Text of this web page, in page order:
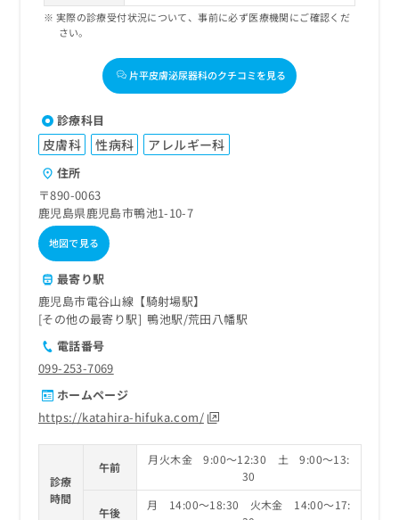
実際の診療受付状況について、事前に必ず医療機関にご確認くだ
さい。
片平皮膚泌尿器科のクチコミを見る
診療科目
皮膚科 性病科 アレルギー科
住所
〒890-0063
鹿児島県鹿児島市鴨池1-10-7
地図で見る
最寄り駅
鹿児島市電谷山線【騎射場駅】
その他の最寄り駅
鴨池駅 荒田八幡駅
電話番号
099-253-7069
ホームページ
https://katahira-hifuka.com/
診療
時間
午前
月火木金 9:00～12:30 土 9:00～13:
30
午後
月 14:00～18:30 火木金 14:00～17: